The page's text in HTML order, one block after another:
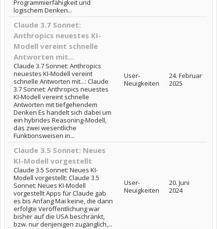
Programmierfähigkeit und
logischem Denken...
Claude 3.7 Sonnet:
Anthropics neuestes KI-
Modell vereint schnelle
Antworten mit...
Claude 3.7 Sonnet: Anthropics
neuestes KI-Modell vereint
schnelle Antworten mit...: Claude
3.7 Sonnet: Anthropics neuestes
KI-Modell vereint schnelle
Antworten mit tiefgehendem
Denken Es handelt sich dabei um
ein hybrides Reasoning-Modell,
das zwei wesentliche
Funktionsweisen in...
User-
Neuigkeiten
24. Februar
2025
Claude 3.5 Sonnet: Neues
KI-Modell vorgestellt
Claude 3.5 Sonnet: Neues KI-
Modell vorgestellt: Claude 3.5
Sonnet: Neues KI-Modell
vorgestellt Apps für Claude gab
es bis Anfang Mai keine, die dann
erfolgte Veröffentlichung war
bisher auf die USA beschränkt,
bzw. nur denjenigen zugänglich,...
User-
Neuigkeiten
20. Juni
2024